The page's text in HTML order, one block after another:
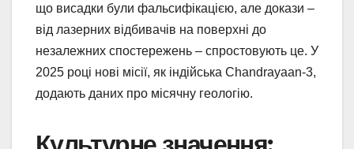
що висадки були фальсифікацією, але докази –
від лазерних відбивачів на поверхні до
незалежних спостережень – спростовують це. У
2025 році нові місії, як індійська Chandrayaan-3,
додають даних про місячну геологію.